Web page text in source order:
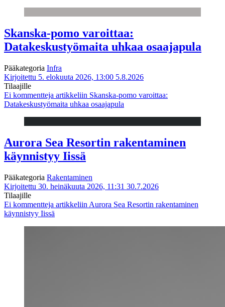
Skanska-pomo varoittaa:
Datakeskustyömaita uhkaa osaajapula
Pääkategoria Infra
Kirjoitettu 5. elokuuta 2026, 13:00 5.8.2026
Tilaajille
Ei kommentteja artikkeliin Skanska-pomo varoittaa:
Datakeskustyömaita uhkaa osaajapula
Aurora Sea Resortin rakentaminen
käynnistyy Iissä
Pääkategoria Rakentaminen
Kirjoitettu 30. heinäkuuta 2026, 11:31 30.7.2026
Tilaajille
Ei kommentteja artikkeliin Aurora Sea Resortin rakentaminen
käynnistyy Iissä